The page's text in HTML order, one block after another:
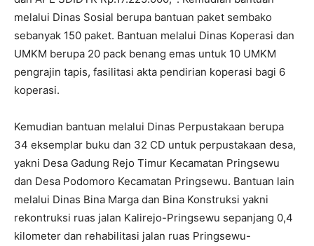
melalui Dinas Sosial berupa bantuan paket sembako
sebanyak 150 paket. Bantuan melalui Dinas Koperasi dan
UMKM berupa 20 pack benang emas untuk 10 UMKM
pengrajin tapis, fasilitasi akta pendirian koperasi bagi 6
koperasi.
Kemudian bantuan melalui Dinas Perpustakaan berupa
34 eksemplar buku dan 32 CD untuk perpustakaan desa,
yakni Desa Gadung Rejo Timur Kecamatan Pringsewu
dan Desa Podomoro Kecamatan Pringsewu. Bantuan lain
melalui Dinas Bina Marga dan Bina Konstruksi yakni
rekontruksi ruas jalan Kalirejo-Pringsewu sepanjang 0,4
kilometer dan rehabilitasi jalan ruas Pringsewu-